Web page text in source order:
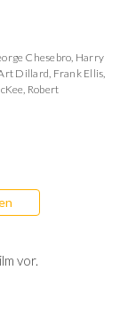
Chesebro, Harry
Dillard, Frank Ellis,
, Robert
vor.